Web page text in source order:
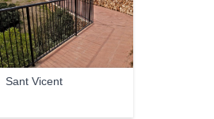
Sant Vicent